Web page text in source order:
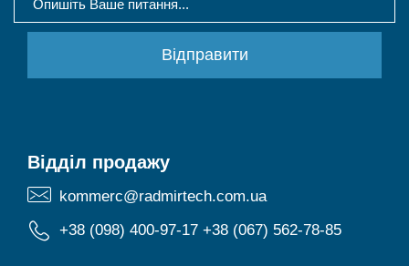
Відділ продажу
kommerc@radmirtech.com.ua
+38 (098) 400-97-17 +38 (067) 562-78-85